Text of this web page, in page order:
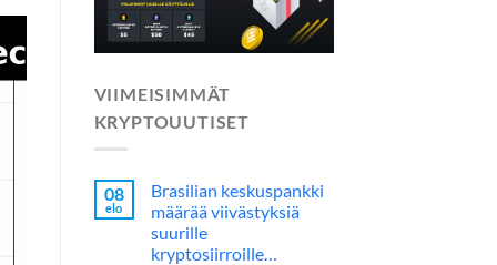
VIIMEISIMMÄT
KRYPTOUUTISET
08
elo
Brasilian keskuspankki
määrää viivästyksiä
suurille
kryptosiirroille…